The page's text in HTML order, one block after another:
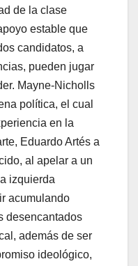
de la clase
estable que
candidatos, a
pueden jugar
Mayne-Nicholls
política, el cual
en la
Eduardo Artés a
al apelar a un
izquierda
acumulando
desencantados
además de ser
ideológico,